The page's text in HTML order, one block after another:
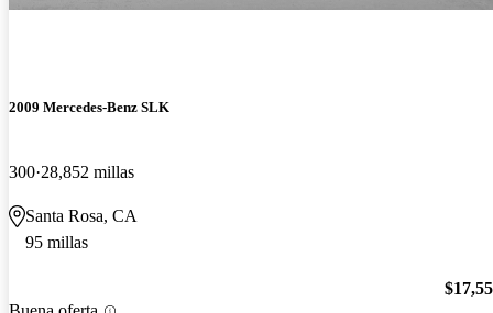
2009 Mercedes-Benz SLK
300 28,852 millas
Santa Rosa, CA
95 millas